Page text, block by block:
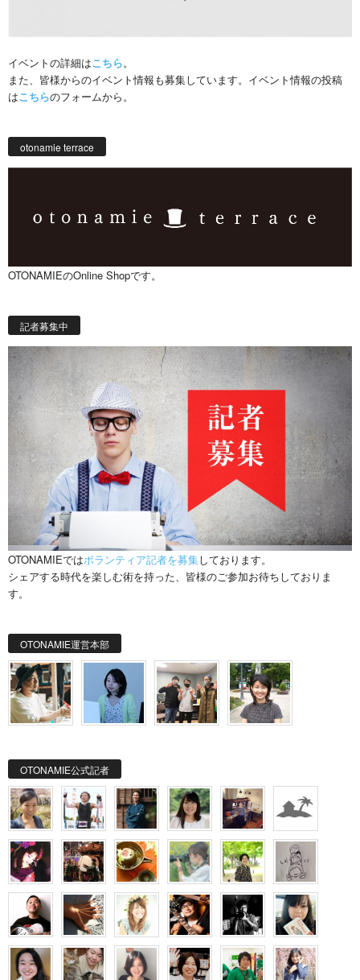
イベントの詳細はこちら。
また、皆様からのイベント情報も募集しています。イベント情報の投稿
はこちらのフォームから。
otonamie terrace
OTONAMIEのOnline Shopです。
記者募集中
OTONAMIEではボランティア記者を募集しております。
シェアする時代を楽しむ術を持った、皆様のご参加お待ちしておりま
す。
OTONAMIE運営本部
OTONAMIE公式記者